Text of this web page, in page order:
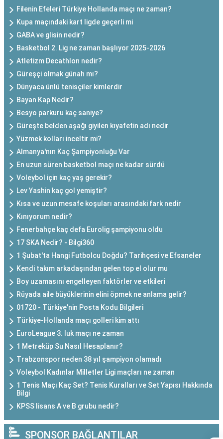
Filenin Efeleri Türkiye Hollanda maçı ne zaman?
Kupa maçındaki kart ligde geçerli mi
GABA ve glisin nedir?
Basketbol 2. Lig ne zaman başlıyor 2025-2026
Atletizm Decathlon nedir?
Güreşçi olmak günah mı?
Dünyaca ünlü tenisçiler kimlerdir
Bayan Kap Nedir?
Besyo parkuru kaç saniye?
Güreşte belden aşağı giyilen kıyafetin adı nedir
Yüzmek kolları inceltir mi?
Almanya'nın Kaç Şampiyonluğu Var
En uzun süren basketbol maçı ne kadar sürdü
Voleybol için kaç yaş gerekir?
Lev Yashin kaç gol yemiştir?
Kısa ve uzun mesafe koşuları arasındaki fark nedir
Kınıyorum nedir?
Fenerbahçe kaç defa Eurolig şampiyonu oldu
17 SKA Nedir? - Bilgi360
1 Şubat'ta Hangi Futbolcu Doğdu? Tarihçesi ve Efsaneler
Kendi takım arkadaşından gelen top el olur mu
Boy uzamasını engelleyen faktörler ve etkileri
Rüyada aile büyüklerinin elini öpmek ne anlama gelir?
01720 - Türkiye'nin Posta Kodu Bilgileri
Türkiye-Hollanda maçı golleri kim attı
EuroLeague 3. luk maçı ne zaman
1 Metreküp Su Nasıl Hesaplanır?
Trabzonspor neden 38 yıl şampiyon olamadı
Voleybol Kadınlar Milletler Ligi maçları ne zaman
1 Tenis Maçı Kaç Set? Tenis Kuralları ve Set Yapısı Hakkında
Bilgi
KPSS lisans A ve B grubu nedir?
SPONSOR BAĞLANTILAR